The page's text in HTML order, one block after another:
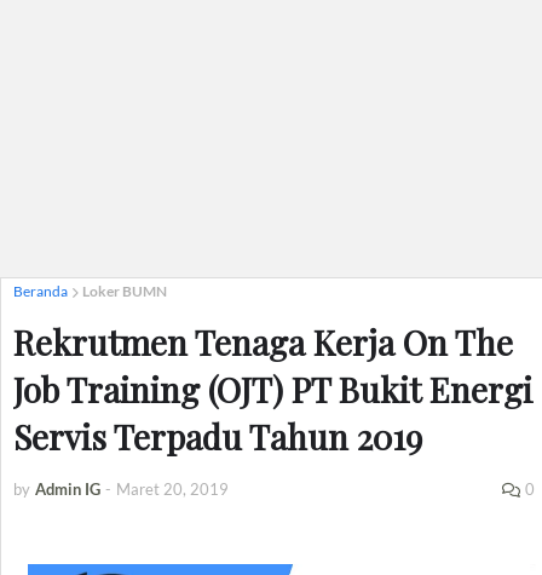
Beranda Loker BUMN
Rekrutmen Tenaga Kerja On The
Job Training (OJT) PT Bukit Energi
Servis Terpadu Tahun 2019
by Admin IG - Maret 20, 2019 0